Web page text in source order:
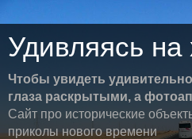
Удивляясь на
Чтобы увидеть
глаза раскрытыми, а
Сайт про исторические
приколы нового времени